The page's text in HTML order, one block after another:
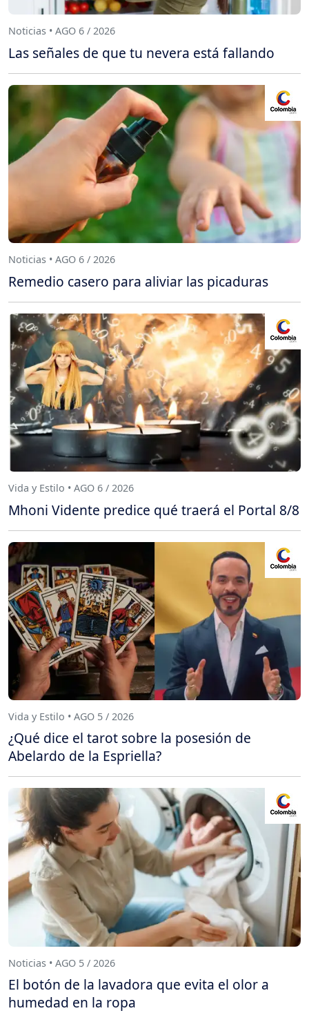
Noticias • AGO 6 / 2026
Las señales de que tu nevera está fallando
Noticias • AGO 6 / 2026
Remedio casero para aliviar las picaduras
Vida y Estilo • AGO 6 / 2026
Mhoni Vidente predice qué traerá el Portal 8/8
Vida y Estilo • AGO 5 / 2026
¿Qué dice el tarot sobre la posesión de
Abelardo de la Espriella?
Noticias • AGO 5 / 2026
El botón de la lavadora que evita el olor a
humedad en la ropa